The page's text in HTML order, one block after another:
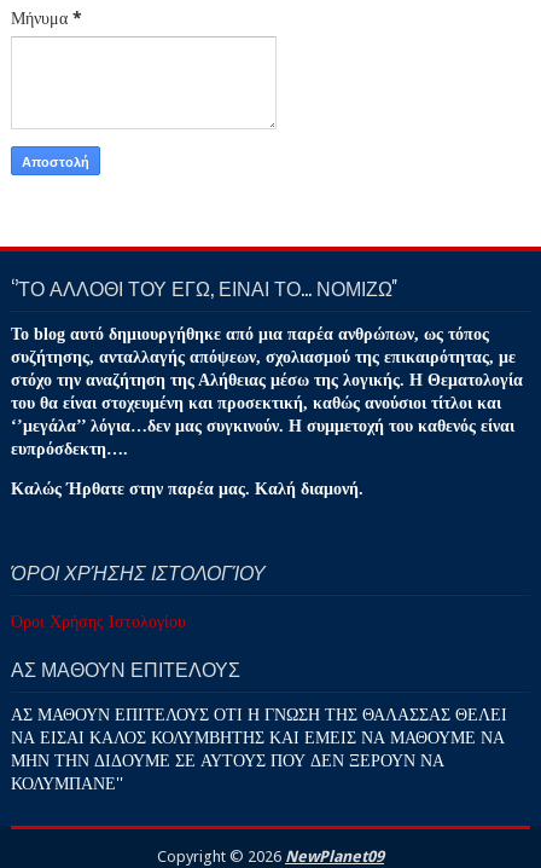
Μήνυμα *
‘’ΤΟ ΑΛΛΟΘΙ ΤΟΥ ΕΓΩ, ΕΙΝΑΙ ΤΟ… ΝΟΜΙΖΩ''
Το blog αυτό δημιουργήθηκε από μια παρέα ανθρώπων, ως τόπος
συζήτησης, ανταλλαγής απόψεων, σχολιασμού της επικαιρότητας, με
στόχο την αναζήτηση της Αλήθειας μέσω της λογικής. Η Θεματολογία
του θα είναι στοχευμένη και προσεκτική, καθώς ανούσιοι τίτλοι και
‘’μεγάλα’’ λόγια…δεν μας συγκινούν. Η συμμετοχή του καθενός είναι
ευπρόσδεκτη….
Καλώς Ήρθατε στην παρέα μας. Καλή διαμονή.
ΌΡΟΙ ΧΡΉΣΗΣ ΙΣΤΟΛΟΓΊΟΥ
Όροι Χρήσης Ιστολογίου
ΑΣ ΜΑΘΟΥΝ ΕΠΙΤΕΛΟΥΣ
ΑΣ ΜΑΘΟΥΝ ΕΠΙΤΕΛΟΥΣ ΟΤΙ Η ΓΝΩΣΗ ΤΗΣ ΘΑΛΑΣΣΑΣ ΘΕΛΕΙ
ΝΑ ΕΙΣΑΙ ΚΑΛΟΣ ΚΟΛΥΜΒΗΤΗΣ ΚΑΙ ΕΜΕΙΣ ΝΑ ΜΑΘΟΥΜΕ ΝΑ
ΜΗΝ ΤΗΝ ΔΙΔΟΥΜΕ ΣΕ ΑΥΤΟΥΣ ΠΟΥ ΔΕΝ ΞΕΡΟΥΝ ΝΑ
ΚΟΛΥΜΠΑΝΕ''
Copyright © 2026 NewPlanet09